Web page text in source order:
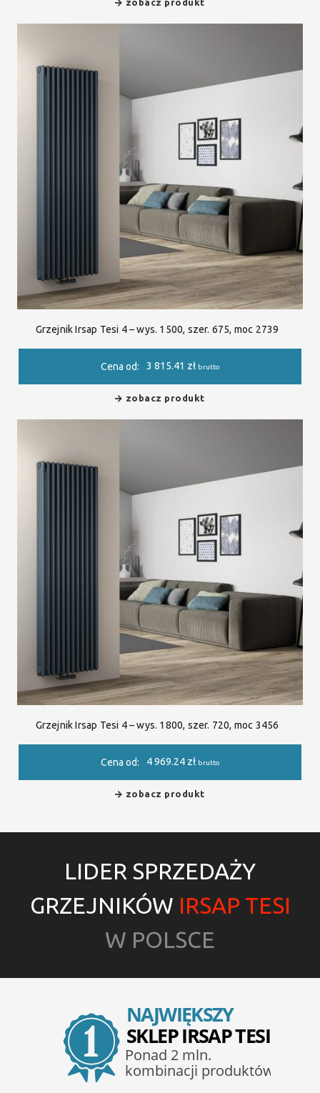
zobacz produkt
Grzejnik Irsap Tesi 4 – wys. 1500, szer. 675, moc 2739
Cena od: 3 815.41 zł brutto
zobacz produkt
Grzejnik Irsap Tesi 4 – wys. 1800, szer. 720, moc 3456
Cena od: 4 969.24 zł brutto
zobacz produkt
LIDER SPRZEDAŻY
GRZEJNIKÓW IRSAP TESI
W POLSCE